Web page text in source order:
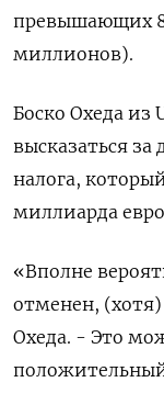
превышающих
миллионов).
Боско Охеда из
высказаться
налога,
миллиарда
«Вполне
отменен,
Охеда. - Это